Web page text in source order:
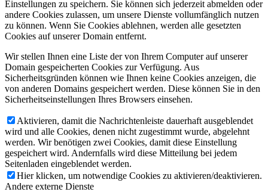
Einstellungen zu speichern. Sie können sich jederzeit abmelden oder
andere Cookies zulassen, um unsere Dienste vollumfänglich nutzen
zu können. Wenn Sie Cookies ablehnen, werden alle gesetzten
Cookies auf unserer Domain entfernt.
Wir stellen Ihnen eine Liste der von Ihrem Computer auf unserer
Domain gespeicherten Cookies zur Verfügung. Aus
Sicherheitsgründen können wie Ihnen keine Cookies anzeigen, die
von anderen Domains gespeichert werden. Diese können Sie in den
Sicherheitseinstellungen Ihres Browsers einsehen.
Aktivieren, damit die Nachrichtenleiste dauerhaft ausgeblendet
wird und alle Cookies, denen nicht zugestimmt wurde, abgelehnt
werden. Wir benötigen zwei Cookies, damit diese Einstellung
gespeichert wird. Andernfalls wird diese Mitteilung bei jedem
Seitenladen eingeblendet werden.
Hier klicken, um notwendige Cookies zu aktivieren/deaktivieren.
Andere externe Dienste